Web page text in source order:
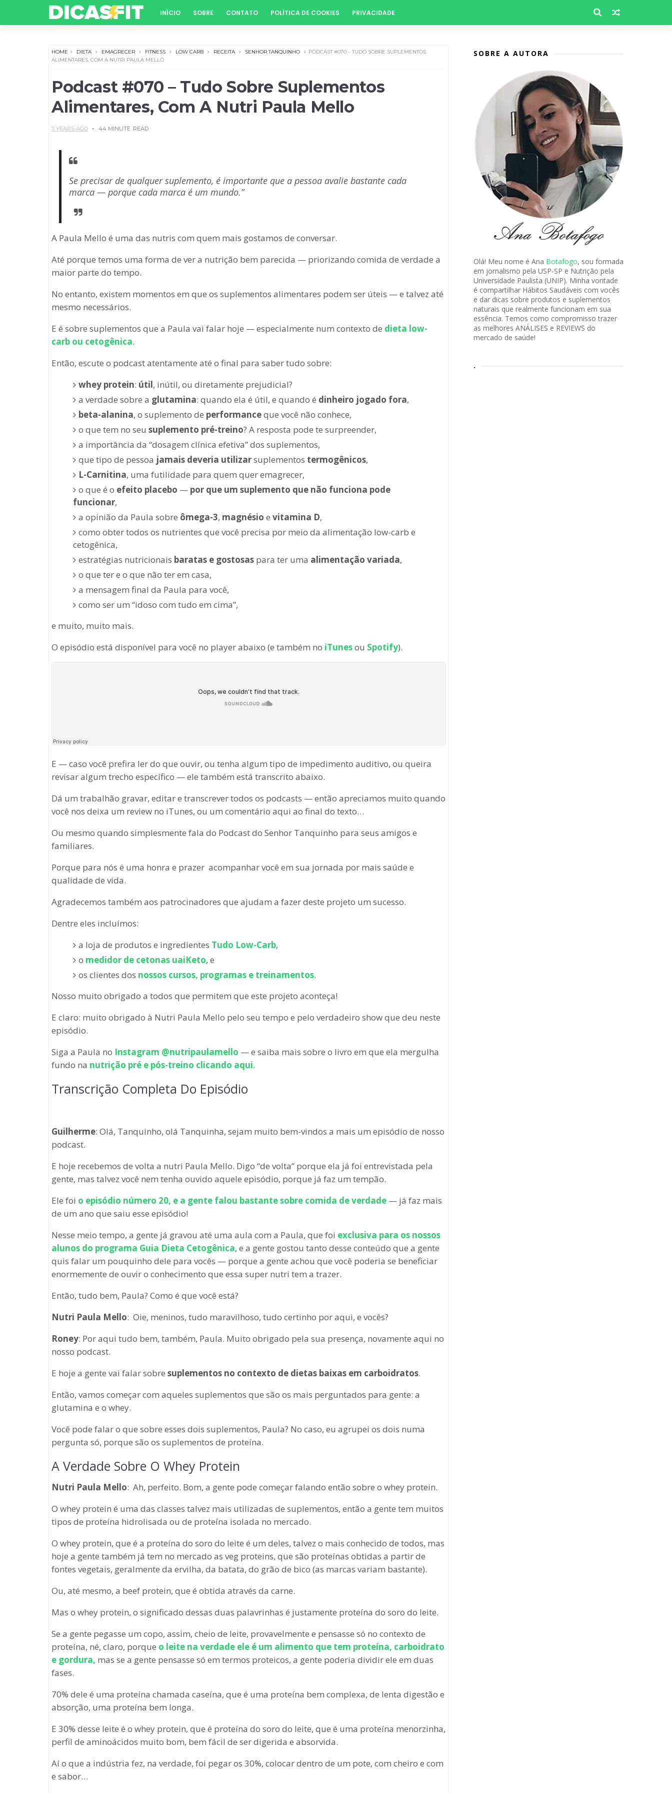
INÍCIO SOBRE CONTATO POLÍTICA DE COOKIES PRIVACIDADE
HOME DIETA EMAGRECER FITNESS LOW CARB RECEITA SENHOR TANQUINHO
PODCAST #070 – TUDO SOBRE SUPLEMENTOS
ALIMENTARES, COM A NUTRI PAULA MELLO
Podcast #070 – Tudo Sobre Suplementos
Alimentares, Com A Nutri Paula Mello
7 YEARS AGO 44 MINUTE READ
Se precisar de qualquer suplemento, é importante que a pessoa avalie bastante cada
marca — porque cada marca é um mundo.”
A Paula Mello é uma das nutris com quem mais gostamos de conversar.
Até porque temos uma forma de ver a nutrição bem parecida — priorizando comida de verdade a
maior parte do tempo.
No entanto, existem momentos em que os suplementos alimentares podem ser úteis — e talvez até
mesmo necessários.
E é sobre suplementos que a Paula vai falar hoje — especialmente num contexto de dieta low-
carb ou cetogênica.
Então, escute o podcast atentamente até o final para saber tudo sobre:
whey protein: útil, inútil, ou diretamente prejudicial?
a verdade sobre a glutamina: quando ela é útil, e quando é dinheiro jogado fora,
beta-alanina, o suplemento de performanceque você não conhece,
o que tem no seu suplemento pré-treino? A resposta pode te surpreender,
a importância da “dosagem clínica efetiva” dos suplementos,
que tipo de pessoa jamais deveria utilizarsuplementos termogênicos,
L-Carnitina, uma futilidade para quem quer emagrecer,
o que é o efeito placebo — por que um suplemento que não funciona pode
funcionar,
a opinião da Paula sobre ômega-3, magnésio e vitamina D,
como obter todos os nutrientes que você precisa por meio da alimentação low-carb e
cetogênica,
estratégias nutricionais baratas e gostosaspara ter uma alimentação variada,
o que ter e o que não ter em casa,
a mensagem final da Paula para você,
como ser um “idoso com tudo em cima”,
e muito, muito mais.
O episódio está disponível para você no player abaixo (e também no iTunesou Spotify).
E — caso você prefira ler do que ouvir, ou tenha algum tipo de impedimento auditivo, ou queira
revisar algum trecho específico — ele também está transcrito abaixo.
Dá um trabalhão gravar, editar e transcrever todos os podcasts — então apreciamos muito quando
você nos deixa um review no iTunes, ou um comentário aqui ao final do texto…
Ou mesmo quando simplesmente fala do Podcast do Senhor Tanquinho para seus amigos e
familiares.
Porque para nós é uma honra e prazer acompanhar você em sua jornada por mais saúde e
qualidade de vida.
Agradecemos também aos patrocinadores que ajudam a fazer deste projeto um sucesso.
Dentre eles incluímos:
a loja de produtos e ingredientes Tudo Low-Carb,
o medidor de cetonas uaiKeto, e
os clientes dos nossos cursos, programas e treinamentos.
Nosso muito obrigado a todos que permitem que este projeto aconteça!
E claro: muito obrigado à Nutri Paula Mello pelo seu tempo e pelo verdadeiro show que deu neste
episódio.
Siga a Paula no Instagram @nutripaulamello — e saiba mais sobre o livro em que ela mergulha
fundo na nutrição pré e pós-treino clicando aqui.
Transcrição Completa Do Episódio
Guilherme: Olá, Tanquinho, olá Tanquinha, sejam muito bem-vindos a mais um episódio de nosso
podcast.
E hoje recebemos de volta a nutri Paula Mello. Digo “de volta” porque ela já foi entrevistada pela
gente, mas talvez você nem tenha ouvido aquele episódio, porque já faz um tempão.
Ele foi o episódio número 20, e a gente falou bastante sobre comida de verdade — já faz mais
de um ano que saiu esse episódio!
Nesse meio tempo, a gente já gravou até uma aula com a Paula, que foi exclusiva para os nossos
alunos do programa Guia Dieta Cetogênica, e a gente gostou tanto desse conteúdo que a gente
quis falar um pouquinho dele para vocês — porque a gente achou que você poderia se beneficiar
enormemente de ouvir o conhecimento que essa super nutri tem a trazer.
Então, tudo bem, Paula? Como é que você está?
Nutri Paula Mello: Oie, meninos, tudo maravilhoso, tudo certinho por aqui, e vocês?
Roney: Por aqui tudo bem, também, Paula. Muito obrigado pela sua presença, novamente aqui no
nosso podcast.
E hoje a gente vai falar sobre suplementos no contexto de dietas baixas em carboidratos.
Então, vamos começar com aqueles suplementos que são os mais perguntados para gente: a
glutamina e o whey.
Você pode falar o que sobre esses dois suplementos, Paula? No caso, eu agrupei os dois numa
pergunta só, porque são os suplementos de proteína.
A Verdade Sobre O Whey Protein
Nutri Paula Mello: Ah, perfeito. Bom, a gente pode começar falando então sobre o whey protein.
O whey protein é uma das classes talvez mais utilizadas de suplementos, então a gente tem muitos
tipos de proteína hidrolisada ou de proteína isolada no mercado.
O whey protein, que é a proteína do soro do leite é um deles, talvez o mais conhecido de todos, mas
hoje a gente também já tem no mercado as veg proteins, que são proteínas obtidas a partir de
fontes vegetais, geralmente da ervilha, da batata, do grão de bico (as marcas variam bastante).
Ou, até mesmo, a beef protein, que é obtida através da carne.
Mas o whey protein, o significado dessas duas palavrinhas é justamente proteína do soro do leite.
Se a gente pegasse um copo, assim, cheio de leite, provavelmente e pensasse só no contexto de
proteína, né, claro, porque o leite na verdade ele é um alimento que tem proteína, carboidrato
e gordura, mas se a gente pensasse só em termos proteicos, a gente poderia dividir ele em duas
fases.
70% dele é uma proteína chamada caseína, que é uma proteína bem complexa, de lenta digestão e
absorção, uma proteína bem longa.
E 30% desse leite é o whey protein, que é proteína do soro do leite, que é uma proteína menorzinha,
perfil de aminoácidos muito bom, bem fácil de ser digerida e absorvida.
Aí o que a indústria fez, na verdade, foi pegar os 30%, colocar dentro de um pote, com cheiro e com
e sabor…
SOBRE A AUTORA
Olá! Meu nome é Ana Botafogo, sou formada
em jornalismo pela USP-SP e Nutrição pela
Universidade Paulista (UNIP). Minha vontade
é compartilhar Hábitos Saudáveis com vocês
e dar dicas sobre produtos e suplementos
naturais que realmente funcionam em sua
essência. Temos como compromisso trazer
as melhores ANÁLISES e REVIEWS do
mercado de saúde!
.